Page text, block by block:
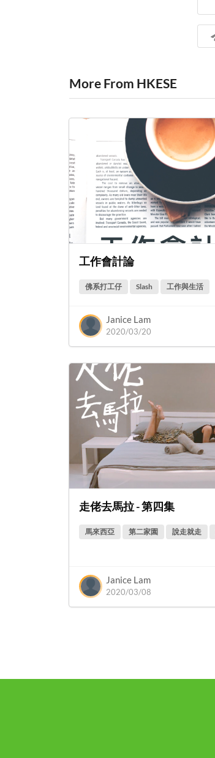
More From HKESE
工作會計論
佛系打工仔 Slash 工作與生活
Janice Lam
2020/03/20
走佬去馬拉 - 第四集
馬來西亞 第二家園 說走就走
Janice Lam
2020/03/08